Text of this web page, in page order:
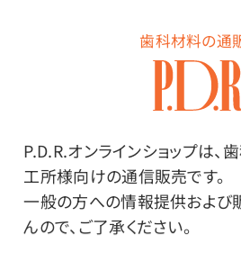
歯科材料の通
P.D.R.オンラインショップは、
工所様向けの通信販売です。
一般の方への情報提供および
んので、ご了承ください。
除菌シート。たっぷり120枚入り。
ワンプッシュでカチッとしっかり
丈夫な厚手メッシュ生地で汚れ
す。
アルミ包装で最後の1枚まで乾き